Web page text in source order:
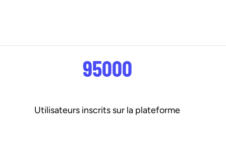
95000
Utilisateurs inscrits sur la plateforme